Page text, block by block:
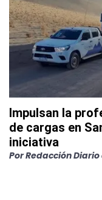
Impulsan la
de cargas en
iniciativa
PorRedacción Diario